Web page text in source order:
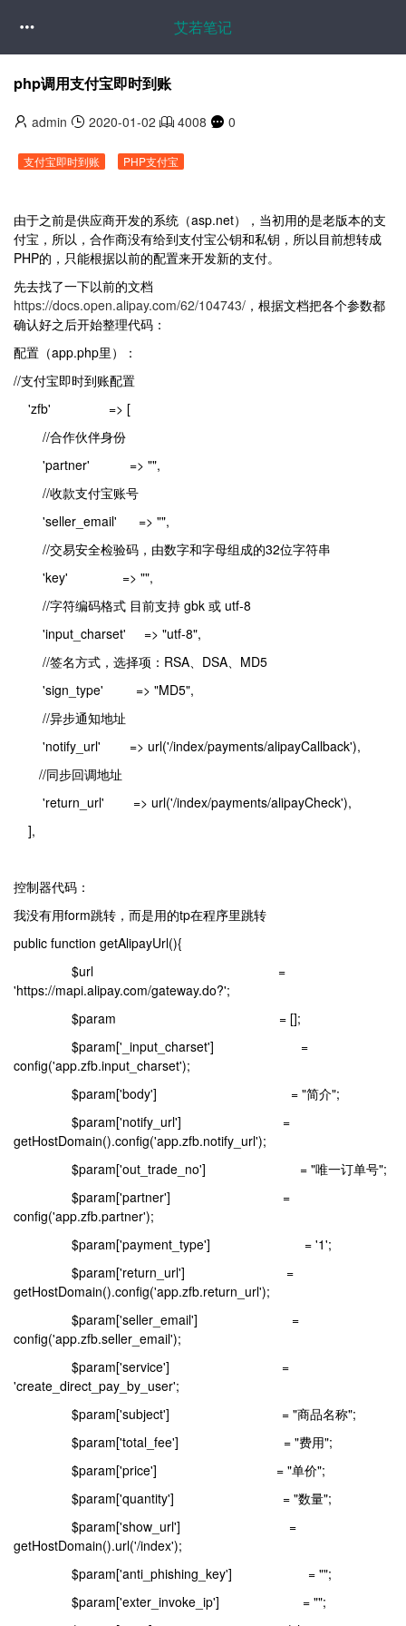
艾若笔记
php调用支付宝即时到账
admin 2020-01-02 4008 0
支付宝即时到账 PHP支付宝
由于之前是供应商开发的系统（asp.net），当初用的是老版本的支
付宝，所以，合作商没有给到支付宝公钥和私钥，所以目前想转成
PHP的，只能根据以前的配置来开发新的支付。
先去找了一下以前的文档
https://docs.open.alipay.com/62/104743/ ，根据文档把各个参数都
确认好之后开始整理代码：
配置（app.php里）：
//支付宝即时到账配置
'zfb' => [
//合作伙伴身份
'partner' => "",
//收款支付宝账号
'seller_email' => "",
//交易安全检验码，由数字和字母组成的32位字符串
'key' => "",
//字符编码格式 目前支持 gbk 或 utf-8
'input_charset' => "utf-8",
//签名方式，选择项：RSA、DSA、MD5
'sign_type' => "MD5",
//异步通知地址
'notify_url' => url('/index/payments/alipayCallback'),
//同步回调地址
'return_url' => url('/index/payments/alipayCheck'),
],
控制器代码：
我没有用form跳转，而是用的tp在程序里跳转
public function getAlipayUrl(){
$url =
'https://mapi.alipay.com/gateway.do?';
$param = [];
$param['_input_charset'] =
config('app.zfb.input_charset');
$param['body'] = "简介";
$param['notify_url'] =
getHostDomain().config('app.zfb.notify_url');
$param['out_trade_no'] = "唯一订单号";
$param['partner'] =
config('app.zfb.partner');
$param['payment_type'] = '1';
$param['return_url'] =
getHostDomain().config('app.zfb.return_url');
$param['seller_email'] =
config('app.zfb.seller_email');
$param['service'] =
'create_direct_pay_by_user';
$param['subject'] = "商品名称";
$param['total_fee'] = "费用";
$param['price'] = "单价";
$param['quantity'] = "数量";
$param['show_url'] =
getHostDomain().url('/index');
$param['anti_phishing_key'] = "";
$param['exter_invoke_ip'] = "";
